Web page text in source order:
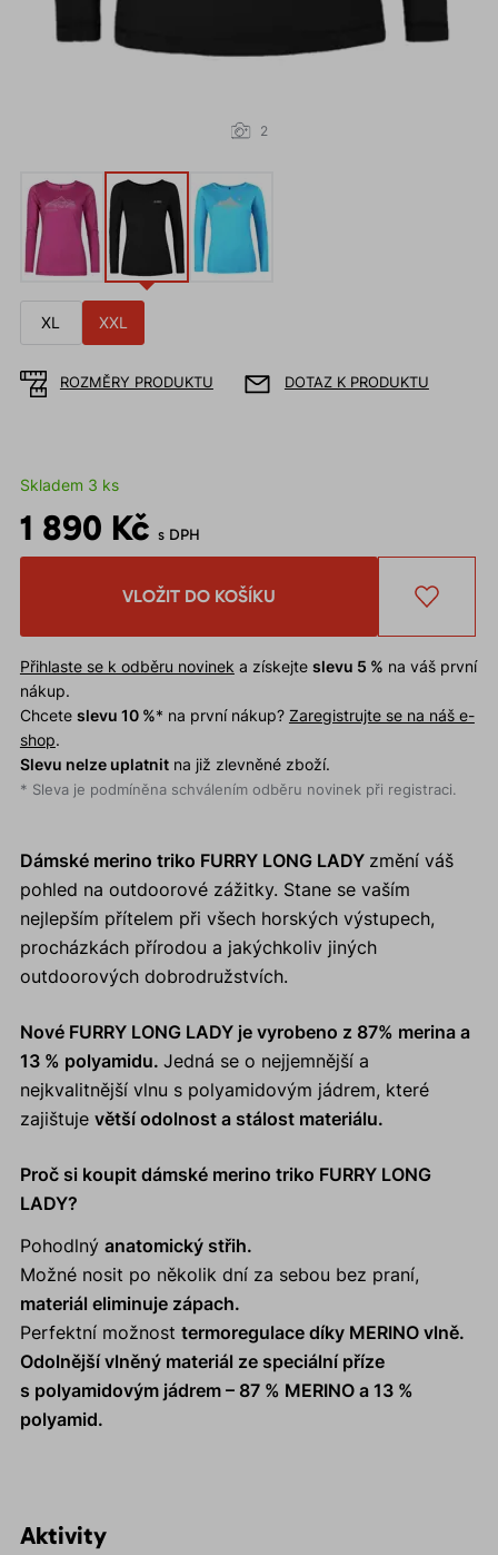
2
XL XXL
ROZMĚRY PRODUKTU DOTAZ K PRODUKTU
Skladem 3 ks
1 890 Kč s DPH
VLOŽIT DO KOŠÍKU
Přihlaste se k odběru novinek a získejte slevu 5 % na váš první
nákup.
Chcete slevu 10 %* na první nákup? Zaregistrujte se na náš e-
shop.
Slevu nelze uplatnitna již zlevněné zboží.
* Sleva je podmíněna schválením odběru novinek při registraci.
Dámské merino triko FURRY LONG LADY změní váš
pohled na outdoorové zážitky. Stane se vaším
nejlepším přítelem při všech horských výstupech,
procházkách přírodou a jakýchkoliv jiných
outdoorových dobrodružstvích.
Nové FURRY LONG LADY je vyrobeno z 87% merina a
13 % polyamidu. Jedná se o nejjemnější a
nejkvalitnější vlnu s polyamidovým jádrem, které
zajištuje větší odolnost a stálost materiálu.
Proč si koupit dámské merino triko FURRY LONG
LADY?
Pohodlný anatomický střih.
Možné nosit po několik dní za sebou bez praní,
materiál eliminuje zápach.
Perfektní možnost termoregulace díky MERINO vlně.
Odolnější vlněný materiál ze speciální příze
s polyamidovým jádrem – 87 % MERINO a 13 %
polyamid.
Aktivity